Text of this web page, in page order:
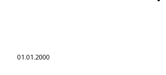
01.01.2000